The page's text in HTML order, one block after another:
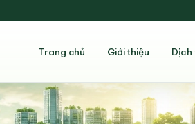
Trang chủ Giới thiệu Dịch